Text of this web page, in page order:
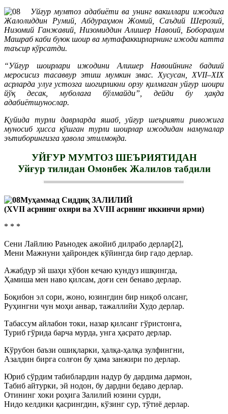
Уйғур мумтоз адабиёти ва унинг вакиллари ижодига
Жалолиддин Румий, Абдураҳмон Жомий, Саъдий Шерозий,
Низомий Ганжавий, Низомиддин Алишер Навоий, Бобораҳим
Машраб каби буюк шоир ва мутафаккирларнинг ижоди катта
таъсир кўрсатди.
“Уйғур шоирлари ижодини Алишер Навоийнинг бадиий
меросисиз тасаввур этиш мумкин эмас. Хусусан, ХVII–ХIХ
асрларда улуғ устозга шогирликни орзу қилмаган уйғур шоири
йўқ десак, муболаға бўлмайди”, дейди бу ҳақда
адабиётшунослар.
Қуйида турли даврларда яшаб, уйғур шеърияти ривожига
муносиб ҳисса қўшган турли шоирлар ижодидан намуналар
эътиборингизга ҳавола этилмоқда.
УЙҒУР МУМТОЗ ШЕЪРИЯТИДАН
Уйғур тилидан Омонбек Жалилов табдили
Муҳаммад Сиддиқ ЗАЛИЛИЙ
(ХVII асрнинг охири ва ХVIII асрнинг иккинчи ярми)
* * *
Сени Лайлию Раънодек ажойиб дилрабо дерлар[2],
Мени Мажнуни ҳайрондек кўйингда бир гадо дерлар.
Ажабдур эй шаҳи хўбон кечаю кундуз ишқингда,
Ҳамиша мен наво қилсам, доғи сен бенаво дерлар.
Боқибон эл сори, жоно, юзингдин бир ниқоб олсанг,
Руҳингни чун моҳи анвар, тажаллийи Худо дерлар.
Табассум айлабон токи, назар қилсанг гўристонға,
Туриб гўрида барча мурда, унга ҳасрато дерлар.
Кўрубон баъзи ошиқларки, ҳалқа-ҳалқа зулфингни,
Азалдин бирга солғон бу ҳама занжири по дерлар.
Юриб сўрдим табиблардин надур бу дардима дармон,
Табиб айтурки, эй нодон, бу дардни бедаво дерлар.
Отининг хоки роҳига Залилий юзини сурди,
Нидо келдики қасрингдин, кўзинг сур, тўтиё дерлар.